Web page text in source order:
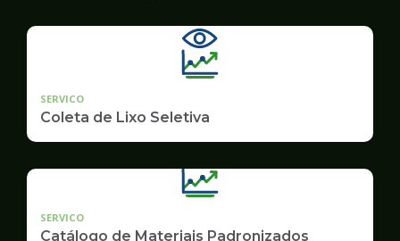
SERVICO
Coleta de Lixo Seletiva
SERVICO
Catálogo de Materiais Padronizados